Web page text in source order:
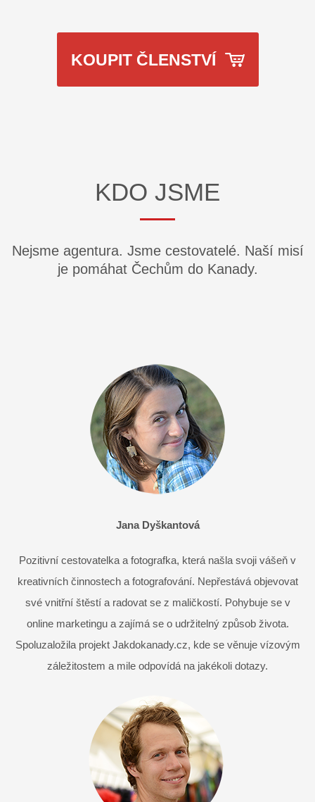
KOUPIT ČLENSTVÍ
KDO JSME
Nejsme agentura. Jsme cestovatelé. Naší misí
je pomáhat Čechům do Kanady.
Jana Dyškantová
Pozitivní cestovatelka a fotografka, která našla svoji vášeň v
kreativních činnostech a fotografování. Nepřestává objevovat
své vnitřní štěstí a radovat se z maličkostí. Pohybuje se v
online marketingu a zajímá se o udržitelný způsob života.
Spoluzaložila projekt Jakdokanady.cz, kde se věnuje vízovým
záležitostem a mile odpovídá na jakékoli dotazy.